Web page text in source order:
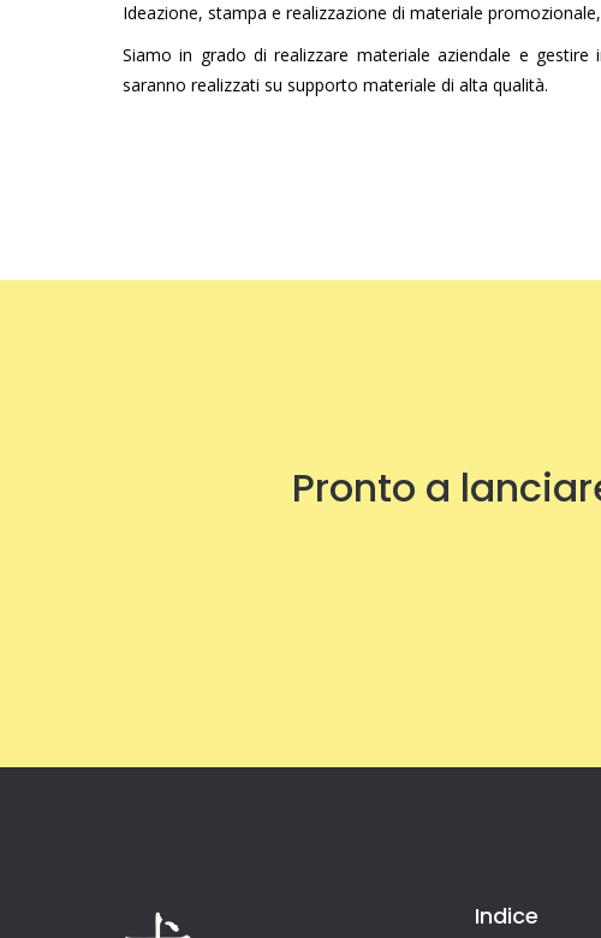
Ideazione, stampa e realizzazione di materiale
Siamo in grado di realizzare materiale aziendale e
saranno realizzati su supporto materiale di alta qualità.
Pronto a
Indice